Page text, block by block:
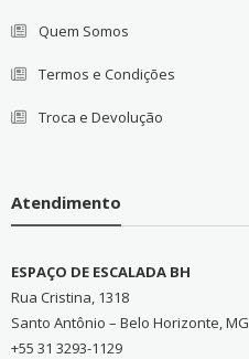
Quem Somos
Termos e Condições
Troca e Devolução
Atendimento
ESPAÇO DE ESCALADA BH
Rua Cristina, 1318
Santo Antônio – Belo Horizonte, MG
+55 31 3293-1129